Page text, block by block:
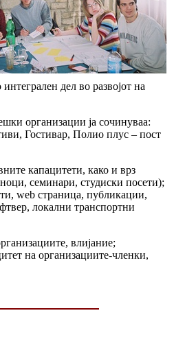
дел во развојот на
организации ја сочинуваа:
Гостивар, Полио плус – пост
капацитети, како и врз
семинари, студиски посети);
web страница, публикации,
локални транспортни
влијание;
на организациите-членки,